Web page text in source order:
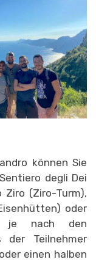
können Sie
degli Dei
Ziro (Ziro-Turm),
oder
je nach den
der Teilnehmer
einen halben